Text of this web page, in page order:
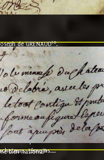
de GRENAUD10.
neuvième jour du mois de
de Moyriat chevalier baron
a monseigneur monsieur
de Bourgogne, present et
a sur ses hommes, indivisables et
seigneur Baron et ses
etc... au prix de 880 livre louis
témoins....
bien national9.